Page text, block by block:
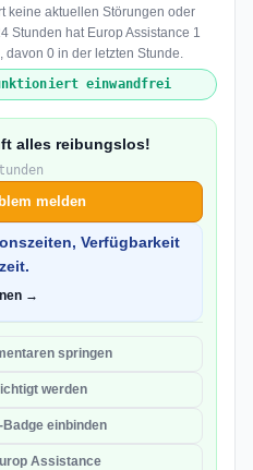
keine aktuellen Störungen oder
Stunden hat Europ Assistance 1
davon 0 in der letzten Stunde.
einwandfrei
alles reibungslos!
melden
Verfügbarkeit
→
springen
werden
einbinden
Assistance